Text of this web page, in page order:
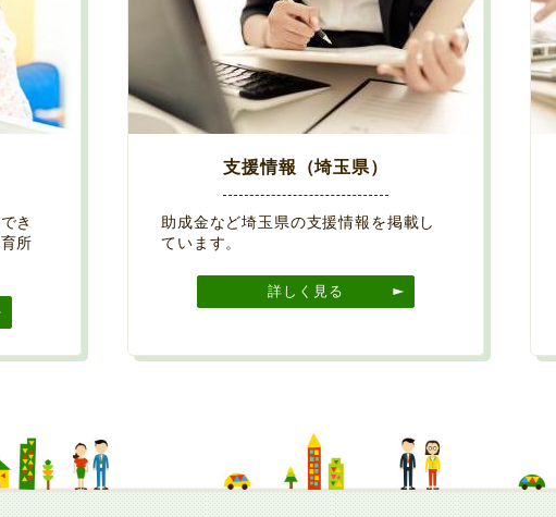
き
所
支援情報（埼玉県）
助成金など埼玉県の支援情報を掲載し
ています。
詳しく見る